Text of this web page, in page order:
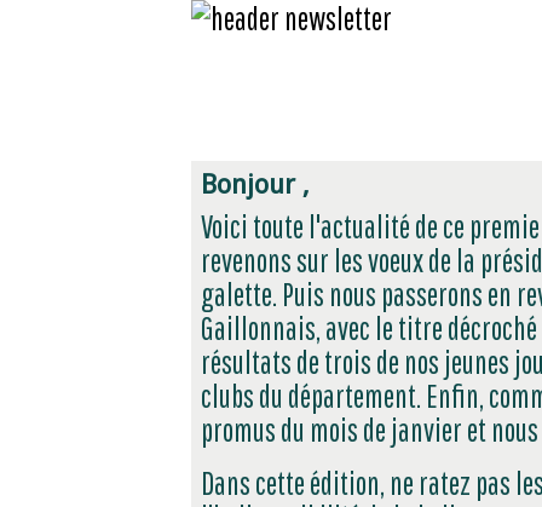
Bonjour ,
Voici toute l'actualité de ce
revenons sur les voeux de la
galette. Puis nous passerons en
Gaillonnais, avec le titre
résultats de trois de nos jeunes
clubs du département. Enfin,
promus du mois de janvier et
Dans cette édition, ne ratez pas